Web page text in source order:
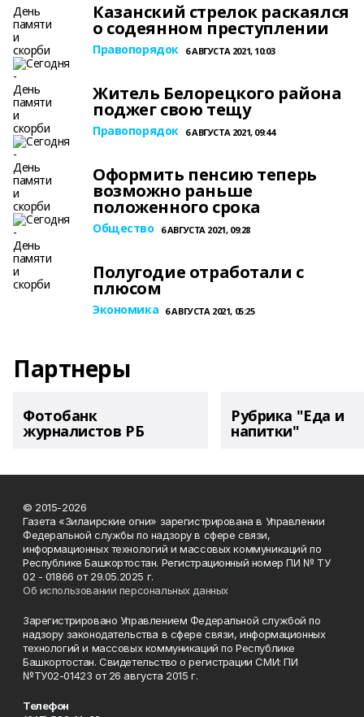
Казанский стрелок раскаялся
о содеянном преступлении
Правопорядок 6 АВГУСТА 2021, 10:03
Житель Белорецкого района
поджег свою тещу
Правопорядок 6 АВГУСТА 2021, 09:44
Оформить пенсию теперь
возможно раньше
положенного срока
Общество 6 АВГУСТА 2021, 09:28
Полугодие отработали с
плюсом
Экономика 6 АВГУСТА 2021, 05:25
Партнеры
Фотобанк
журналистов РБ
Рубрика "Еда и
напитки"
© 2015-2026
Газета «Зилаирские огни» зарегистрирована в Управлении
Федеральной службы по надзору в сфере связи,
информационных технологий и массовых коммуникаций по
Республике Башкортостан. Регистрационный номер ПИ № ТУ
02 - 01866 от 29.05.2025 г.
Об использовании персональных данных
Зарегистрировано Управлением Федеральной службой по
надзору законодательства в сфере связи, информационных
технологий и массовых коммуникаций по Республике
Башкортостан. Свидетельство о регистрации СМИ: ПИ
№ТУ02-01423 от 26 августа 2015 г.
Телефон